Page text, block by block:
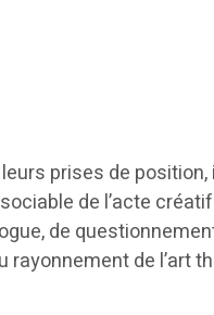
prises de
de l’acte
de
de l’art